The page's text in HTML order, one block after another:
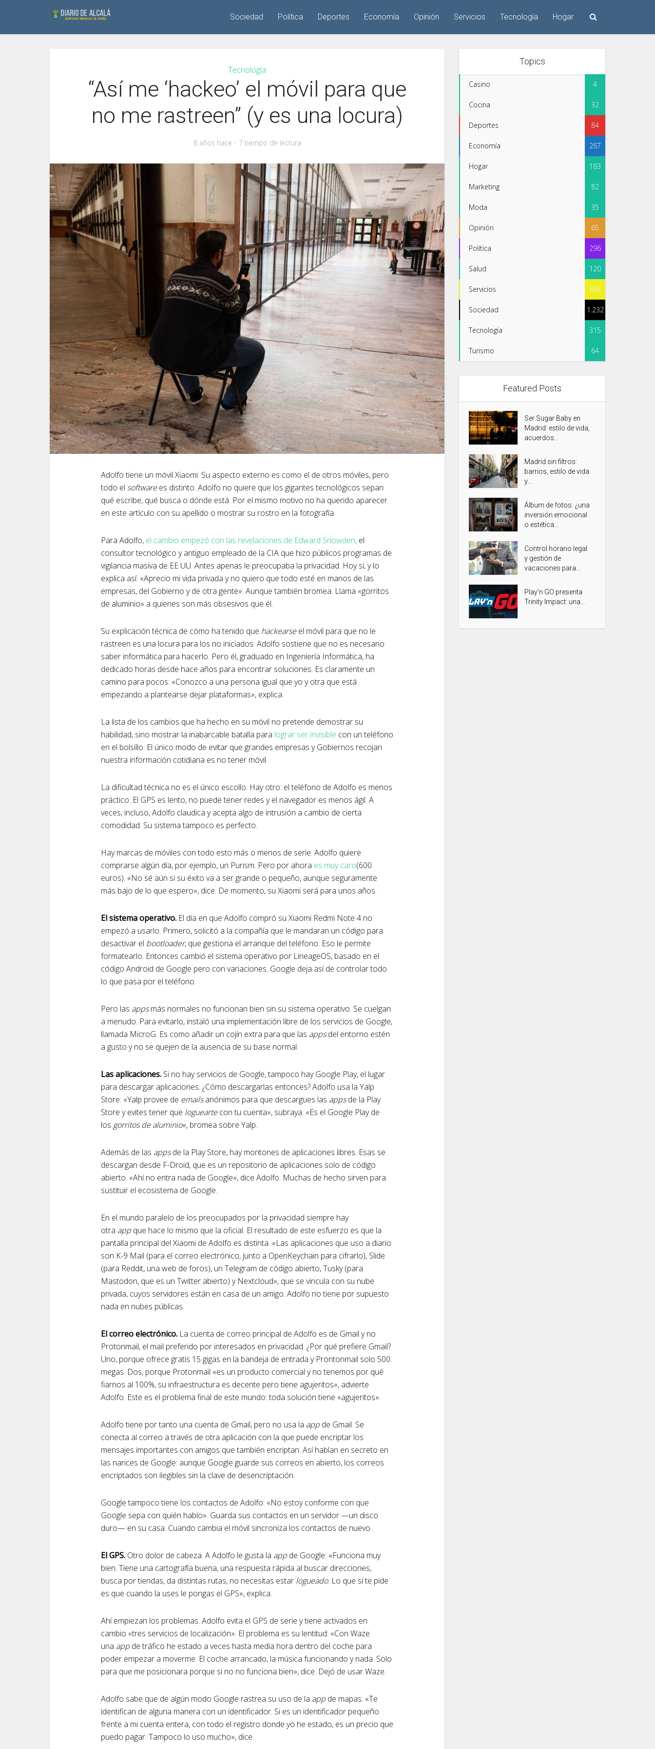
Sociedad Política Deportes Economía Opinión Servicios Tecnología Hogar
Tecnología
“Así me ‘hackeo’ el móvil para que
no me rastreen” (y es una locura)
8 años hace 7 tiempo de lectura
Adolfo tiene un móvil Xiaomi. Su aspecto externo es como el de otros móviles, pero
todo el softwarees distinto. Adolfo no quiere que los gigantes tecnológicos sepan
qué escribe, qué busca o dónde está. Por el mismo motivo no ha querido aparecer
en este artículo con su apellido o mostrar su rostro en la fotografía.
Para Adolfo, el cambio empezó con las revelaciones de Edward Snowden, el
consultor tecnológico y antiguo empleado de la CIA que hizo públicos programas de
vigilancia masiva de EE UU. Antes apenas le preocupaba la privacidad. Hoy sí, y lo
explica así: «Aprecio mi vida privada y no quiero que todo esté en manos de las
empresas, del Gobierno y de otra gente». Aunque también bromea. Llama «gorritos
de aluminio» a quienes son más obsesivos que él.
Su explicación técnica de cómo ha tenido que hackearseel móvil para que no le
rastreen es una locura para los no iniciados. Adolfo sostiene que no es necesario
saber informática para hacerlo. Pero él, graduado en Ingeniería Informática, ha
dedicado horas desde hace años para encontrar soluciones. Es claramente un
camino para pocos: «Conozco a una persona igual que yo y otra que está
empezando a plantearse dejar plataformas», explica.
La lista de los cambios que ha hecho en su móvil no pretende demostrar su
habilidad, sino mostrar la inabarcable batalla para lograr ser invisible con un teléfono
en el bolsillo. El único modo de evitar que grandes empresas y Gobiernos recojan
nuestra información cotidiana es no tener móvil.
La dificultad técnica no es el único escollo. Hay otro: el teléfono de Adolfo es menos
práctico. El GPS es lento, no puede tener redes y el navegador es menos ágil. A
veces, incluso, Adolfo claudica y acepta algo de intrusión a cambio de cierta
comodidad. Su sistema tampoco es perfecto.
Hay marcas de móviles con todo esto más o menos de serie. Adolfo quiere
comprarse algún día, por ejemplo, un Purism. Pero por ahora es muy caro(600
euros). «No sé aún si su éxito va a ser grande o pequeño, aunque seguramente
más bajo de lo que espero», dice. De momento, su Xiaomi será para unos años.
El sistema operativo. El día en que Adolfo compró su Xiaomi Redmi Note 4 no
empezó a usarlo. Primero, solicitó a la compañía que le mandaran un código para
desactivar el bootloader, que gestiona el arranque del teléfono. Eso le permite
formatearlo. Entonces cambió el sistema operativo por LineageOS, basado en el
código Android de Google pero con variaciones. Google deja así de controlar todo
lo que pasa por el teléfono.
Pero las appsmás normales no funcionan bien sin su sistema operativo. Se cuelgan
a menudo. Para evitarlo, instaló una implementación libre de los servicios de Google,
llamada MicroG. Es como añadir un cojín extra para que las appsdel entorno estén
a gusto y no se quejen de la ausencia de su base normal.
Las aplicaciones. Si no hay servicios de Google, tampoco hay Google Play, el lugar
para descargar aplicaciones. ¿Cómo descargarlas entonces? Adolfo usa la Yalp
Store: «Yalp provee de emailsanónimos para que descargues las appsde la Play
Store y evites tener que logueartecon tu cuenta», subraya. «Es el Google Play de
los gorritos de aluminio«, bromea sobre Yalp.
Además de las appsde la Play Store, hay montones de aplicaciones libres. Esas se
descargan desde F-Droid, que es un repositorio de aplicaciones solo de código
abierto. «Ahí no entra nada de Google», dice Adolfo. Muchas de hecho sirven para
sustituir el ecosistema de Google.
En el mundo paralelo de los preocupados por la privacidad siempre hay
otra app que hace lo mismo que la oficial. El resultado de este esfuerzo es que la
pantalla principal del Xiaomi de Adolfo es distinta. «Las aplicaciones que uso a diario
son K-9 Mail (para el correo electrónico, junto a OpenKeychain para cifrarlo), Slide
(para Reddit, una web de foros), un Telegram de código abierto, Tusky (para
Mastodon, que es un Twitter abierto) y Nextcloud», que se vincula con su nube
privada, cuyos servidores están en casa de un amigo. Adolfo no tiene por supuesto
nada en nubes públicas.
El correo electrónico. La cuenta de correo principal de Adolfo es de Gmail y no
Protonmail, el mail preferido por interesados en privacidad. ¿Por qué prefiere Gmail?
Uno, porque ofrece gratis 15 gigas en la bandeja de entrada y Prontonmail solo 500
megas. Dos, porque Protonmail «es un producto comercial y no tenemos por qué
fiarnos al 100%, su infraestructura es decente pero tiene agujeritos», advierte
Adolfo. Este es el problema final de este mundo: toda solución tiene «agujeritos».
Adolfo tiene por tanto una cuenta de Gmail, pero no usa la app de Gmail. Se
conecta al correo a través de otra aplicación con la que puede encriptar los
mensajes importantes con amigos que también encriptan. Así hablan en secreto en
las narices de Google: aunque Google guarde sus correos en abierto, los correos
encriptados son ilegibles sin la clave de desencriptación.
Google tampoco tiene los contactos de Adolfo: «No estoy conforme con que
Google sepa con quién hablo». Guarda sus contactos en un servidor —un disco
duro— en su casa. Cuando cambia el móvil sincroniza los contactos de nuevo.
El GPS. Otro dolor de cabeza. A Adolfo le gusta la app de Google: «Funciona muy
bien. Tiene una cartografía buena, una respuesta rápida al buscar direcciones,
busca por tiendas, da distintas rutas, no necesitas estar logueado. Lo que sí te pide
es que cuando la uses le pongas el GPS», explica.
Ahí empiezan los problemas. Adolfo evita el GPS de serie y tiene activados en
cambio «tres servicios de localización». El problema es su lentitud: «Con Waze
una app de tráfico he estado a veces hasta media hora dentro del coche para
poder empezar a moverme. El coche arrancado, la música funcionando y nada. Solo
para que me posicionara porque si no no funciona bien», dice. Dejó de usar Waze.
Adolfo sabe que de algún modo Google rastrea su uso de la app de mapas: «Te
identifican de alguna manera con un identificador. Si es un identificador pequeño
frente a mi cuenta entera, con todo el registro donde yo he estado, es un precio que
puedo pagar. Tampoco lo uso mucho», dice.
Topics
Casino 4
Cocina 32
Deportes 84
Economía 267
Hogar 183
Marketing 82
Moda 35
Opinión 65
Política 296
Salud 120
Servicios 363
Sociedad 1.232
Tecnología 315
Turismo 64
Featured Posts
Ser Sugar Baby en
Madrid: estilo de vida,
acuerdos...
Madrid sin filtros:
barrios, estilo de vida
y...
Álbum de fotos: ¿una
inversión emocional
o estética...
Control horario legal
y gestión de
vacaciones para...
Play’n GO presenta
Trinity Impact: una...